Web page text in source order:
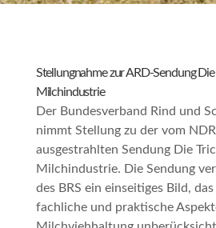
Stellungnahme zur ARD-SendungDie
Milchindustrie
Der Bundesverband Rind und
nimmt Stellung zu der vom
ausgestrahlten Sendung Die
Milchindustrie. Die Sendung
des BRS ein einseitiges Bild,
fachliche und praktische